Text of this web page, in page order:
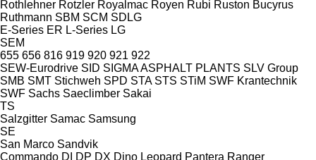
Rothlehner Rotzler Royalmac Royen Rubi Ruston Bucyrus
Ruthmann SBM SCM SDLG
E-Series ER L-Series LG
SEM
655 656 816 919 920 921 922
SEW-Eurodrive SID SIGMA ASPHALT PLANTS SLV Group
SMB SMT Stichweh SPD STA STS STiM SWF Krantechnik
SWF Sachs Saeclimber Sakai
TS
Salzgitter Samac Samsung
SE
San Marco Sandvik
Commando DI DP DX Dino Leopard Pantera Ranger